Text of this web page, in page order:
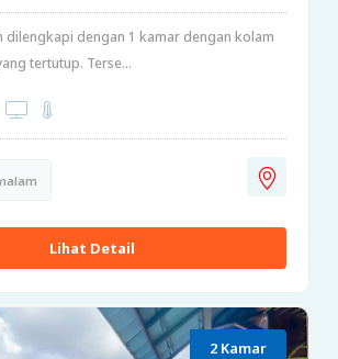
dilengkapi dengan 1 kamar dengan kolam
tertutup. Terse...
Lihat Detail
2 Kamar